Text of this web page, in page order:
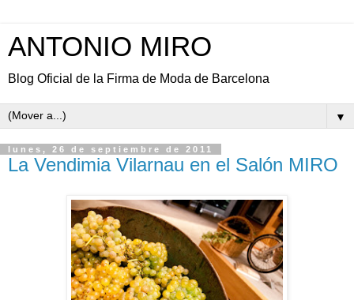
ANTONIO MIRO
Blog Oficial de la Firma de Moda de Barcelona
▼
lunes, 26 de septiembre de 2011
La Vendimia Vilarnau en el Salón MIRO